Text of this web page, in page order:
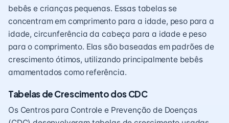
bebês e crianças pequenas. Essas tabelas se
concentram em comprimento para a idade, peso para a
idade, circunferência da cabeça para a idade e peso
para o comprimento. Elas são baseadas em padrões de
crescimento ótimos, utilizando principalmente bebês
amamentados como referência.
Tabelas de Crescimento dos CDC
Os Centros para Controle e Prevenção de Doenças